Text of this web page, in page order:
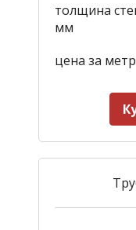
толщина
мм
цена за метр